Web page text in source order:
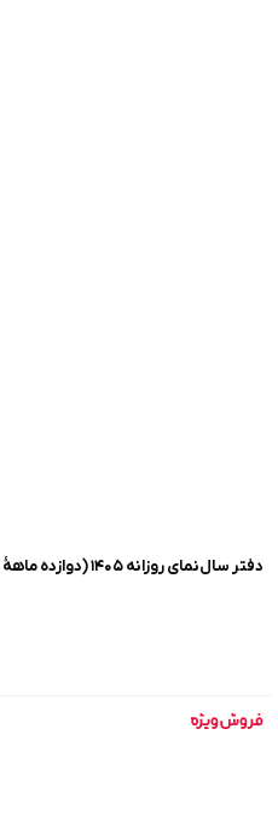
دفتر سال‌نمای روزانه ۱۴۰۵ (دوازده ماهۀ آ۵)